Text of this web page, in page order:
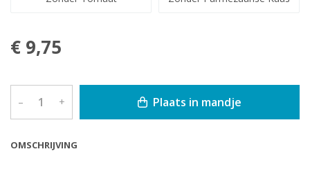
OMSCHRIJVING
€ 9,75
– + Plaats in mandje